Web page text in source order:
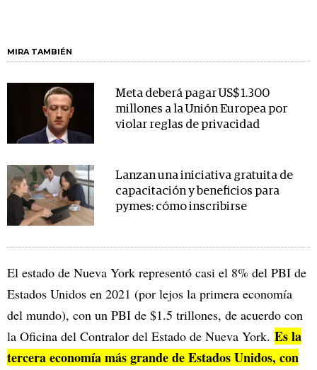
MIRA TAMBIÉN
Meta deberá pagar US$ 1.300
millones a la Unión Europea por
violar reglas de privacidad
Lanzan una iniciativa gratuita de
capacitación y beneficios para
pymes: cómo inscribirse
El estado de Nueva York representó casi el 8% del PBI de
Estados Unidos en 2021 (por lejos la primera economía
del mundo), con un PBI de $1.5 trillones, de acuerdo con
la Oficina del Contralor del Estado de Nueva York. Es la
tercera economía más grande de Estados Unidos, con